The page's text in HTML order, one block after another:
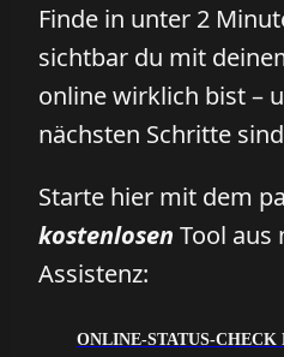
Finde in unter 2
sichtbar du mit
online wirklich bist –
nächsten Schritte
Starte hier mit dem
kostenlosen Tool aus
Assistenz:
ONLINE-STATUS-